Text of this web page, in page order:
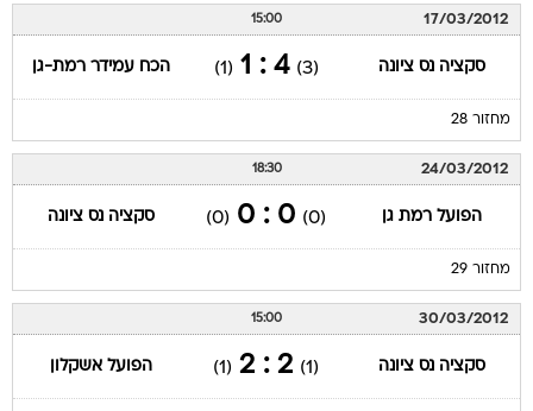
17/03/2012
15:00
סקציה נס ציונה (3)
4 : 1
(1) הכח עמידר רמת-גן
מחזור 28
24/03/2012
18:30
הפועל רמת גן (0)
0 : 0
(0) סקציה נס ציונה
מחזור 29
30/03/2012
15:00
סקציה נס ציונה (1)
2 : 2
(1) הפועל אשקלון